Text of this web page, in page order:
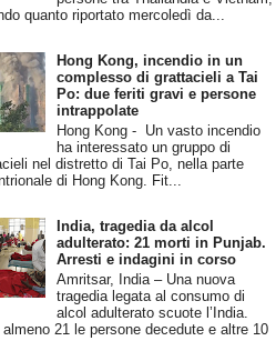
quanto riportato mercoledì da...
Hong Kong, incendio in un
complesso di grattacieli a Tai
Po: due feriti gravi e persone
intrappolate
Hong Kong - Un vasto incendio
ha interessato un gruppo di
nel distretto di Tai Po, nella parte
di Hong Kong. Fit...
India, tragedia da alcol
adulterato: 21 morti in Punjab.
Arresti e indagini in corso
Amritsar, India – Una nuova
tragedia legata al consumo di
alcol adulterato scuote l’India.
almeno 21 le persone decedute e altre 10